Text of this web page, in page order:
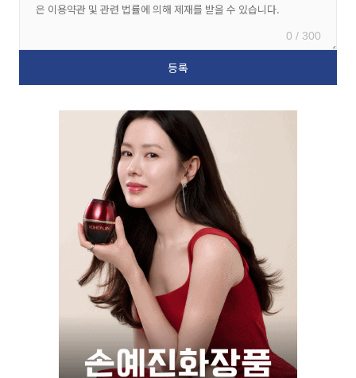
0 / 300